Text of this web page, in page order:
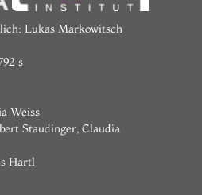
Lukas Markowitsch
s
Weiss
Staudinger, Claudia
Hartl